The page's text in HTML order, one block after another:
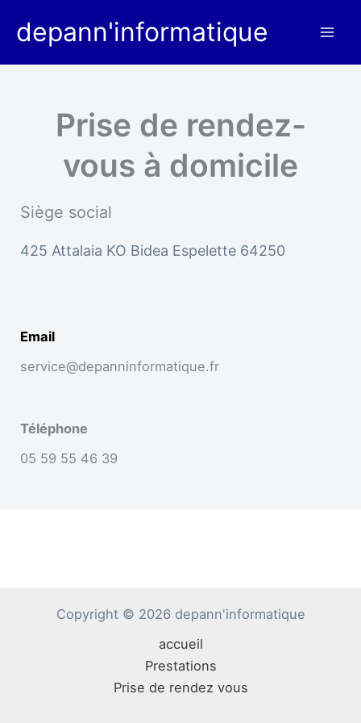
depann'informatique
Prise de rendez-
vous à domicile
Siège social
425 Attalaia KO Bidea Espelette 64250
Email
service@depanninformatique.fr
Téléphone
05 59 55 46 39
Copyright © 2026 depann'informatique
accueil
Prestations
Prise de rendez vous